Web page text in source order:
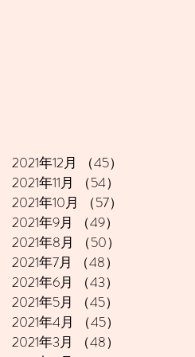
2021年12月 （45）
2021年11月
（54）
2021年10月
（57）
2021年9月
（49）
2021年8月
（50）
2021年7月
（48）
2021年6月
（43）
2021年5月
（45）
2021年4月
（45）
2021年3月
（48）